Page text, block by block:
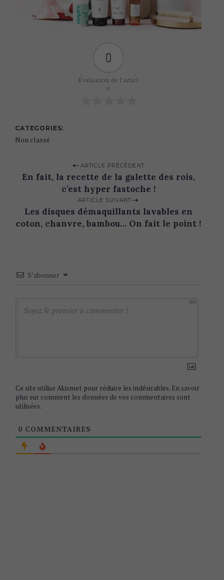
0
Évaluation de l'articl
e
CATEGORIES
Non classé
n
i
ARTICLE PRÉCÉDENT
En fait, la recette de la galette des rois,
c’est hyper fastoche !
ARTICLE SUIVANT
Les disques démaquillants lavables en
coton, chanvre, bambou… On fait le point !
S’abonner
300
Ce site utilise Akismet pour réduire les indésirables. En savoir
plus sur comment les données de vos commentaires sont
utilisées.
0 COMMENTAIRES